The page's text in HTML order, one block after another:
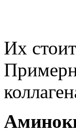
Их